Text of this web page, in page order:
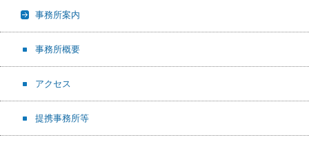
事務所案内
事務所概要
アクセス
提携事務所等